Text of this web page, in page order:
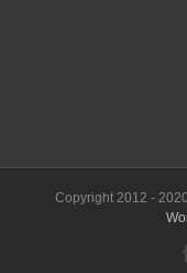
Copyright 2012 -